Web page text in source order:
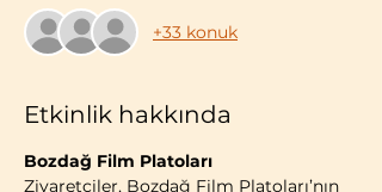
+33 konuk
Etkinlik hakkında
Bozdağ Film Platoları
Ziyaretçiler, Bozdağ Film Platoları’nın